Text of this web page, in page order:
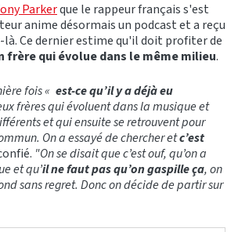
Parkerque le rappeur français s'est
anime désormais un podcast et a reçu
là. Ce dernier estime qu'il doit profiter de
frère qui évolue dans le même milieu.
fois « est-ce qu’il y a déjà eu
frères qui évoluent dans la musique et
et qui ensuite se retrouvent pour
On a essayé de chercher etc’est
"On se disait que c’est ouf, qu’on a
et qu’il ne faut pas qu’on gaspille ça, on
sans regret. Donc on décide de partir sur